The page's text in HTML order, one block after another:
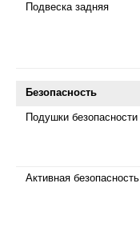
Подвеска задняя
Безопасность
Подушки безопасности
Активная безопасность